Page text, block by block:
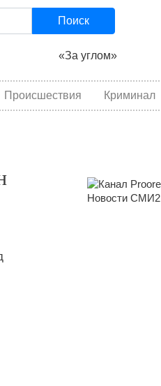
Поиск
«За углом»
Происшествия Криминал
Новости СМИ2